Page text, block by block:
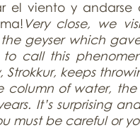
el viento y
Very close, we
geyser which
call this
Strokkur, keeps
column of water,
It’s surprising
must be careful or